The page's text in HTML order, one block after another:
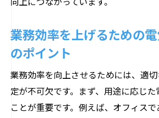
業務効率を上げるための
のポイント
業務効率を向上させるためには、適
定が不可欠です。まず、用途に応じ
ことが重要です。例えば、オフィス